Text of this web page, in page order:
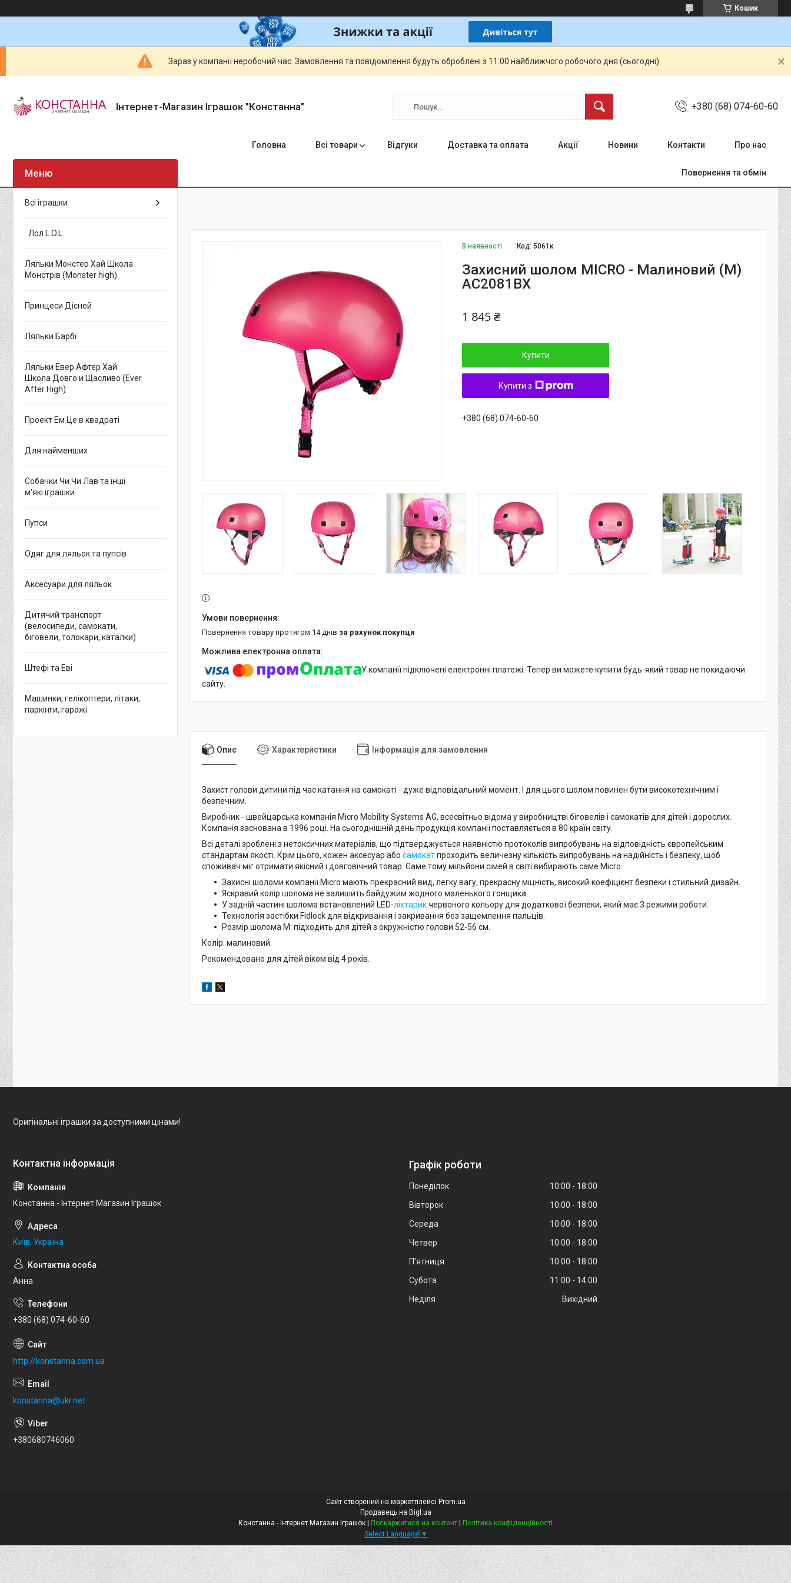
Кошик
Зараз у компанії неробочий час. Замовлення та повідомлення будуть оброблені з 11:00 найближчого робочого дня (сьогодні).
Інтернет-Магазин Іграшок "Констанна" +380 (68) 074-60-60
Головна Всі товари Відгуки Доставка та оплата Акції Новини Контакти Про нас
Повернення та обмін
В наявності Код:5061к
Захисний шолом MICRO - Малиновий (M)
AC2081BX
1 845 ₴
Купити
Купити з
+380 (68) 074-60-60
повернення товару протягом 14 днів за рахунок покупця
У компанії підключені електронні платежі. Тепер ви можете купити будь-який товар не покидаючи
сайту.
Опис Характеристики Інформація для замовлення
Захист голови дитини під час катання на самокаті - дуже відповідальний момент. І для цього шолом повинен бути високотехнічним і
безпечним.
Виробник - швейцарська компанія Micro Mobility Systems AG, всесвітньо відома у виробництві біговелів і самокатів для дітей і дорослих.
Компанія заснована в 1996 році. На сьогоднішній день продукція компанії поставляється в 80 країн світу.
Всі деталі зроблені з нетоксичних матеріалів, що підтверджується наявністю протоколів випробувань на відповідність європейським
стандартам якості. Крім цього, кожен аксесуар або самокатпроходить величезну кількість випробувань на надійність і безпеку, щоб
споживач міг отримати якісний і довговічний товар. Саме тому мільйони сімей в світі вибирають саме Micro.
Захисні шоломи компанії Micro мають прекрасний вид, легку вагу, прекрасну міцність, високий коефіцієнт безпеки і стильний дизайн.
Яскравий колір шолома не залишить байдужим жодного маленького гонщика.
У задній частині шолома встановлений LED-ліхтарикчервоного кольору для додаткової безпеки, який має 3 режими роботи.
Технологія застібки Fidlock для відкривання і закривання без защемлення пальців.
Розмір шолома M: підходить для дітей з окружністю голови 52-56 см.
Колір: малиновий.
Рекомендовано для дітей віком від 4 років.
Всі іграшки
Лол L.O.L.
Ляльки Монстер Хай Школа
Монстрів (Monster high)
Принцеси Дісней
Ляльки Барбі
Ляльки Евер Афтер Хай
Школа Довго и Щасливо (Ever
After High)
Проект Ем Це в квадраті
Для найменших
Собачки Чи Чи Лав та інші
м'які іграшки
Пупси
Одяг для ляльок та пупсів
Аксесуари для ляльок
Дитячий транспорт
(велосипеди, самокати,
біговели, толокари, каталки)
Штефі та Еві
Машинки, гелікоптери, літаки,
паркінги, гаражі
Оригінальні іграшки за доступними цінами!
Констанна - Інтернет Магазин Іграшок
Київ, Україна
Анна
+380 (68) 074-60-60
http://konstanna.com.ua
konstanna@ukr.net
+380680746060
Графік роботи
Понеділок 10:00
18:00
Вівторок
10:00
18:00
Середа
10:00
18:00
Четвер
10:00
18:00
Пʼятниця
10:00
18:00
Субота
11:00
14:00
Неділя
Вихідний
Сайт створений на маркетплейсі Prom.ua
Продавець на Bigl.ua
Констанна - Інтернет Магазин Іграшок | Поскаржитися на контент | Політика конфіденційності
Select Language ▼